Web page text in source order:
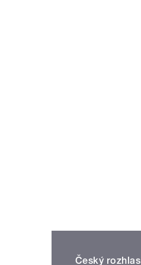
Český rozhlas